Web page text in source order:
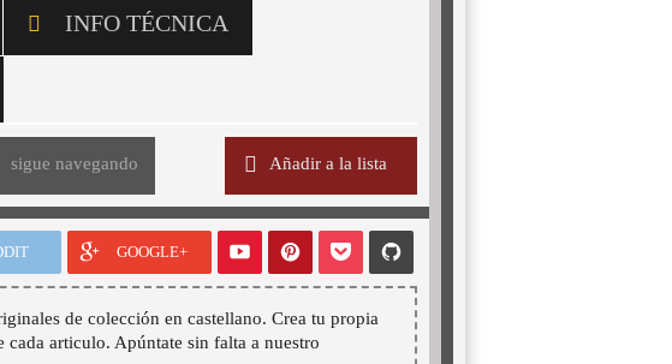
INFO TÉCNICA
sigue navegando Añadir a la lista
GOOGLE+
de colección en castellano. Crea tu propia
articulo. Apúntate sin falta a nuestro